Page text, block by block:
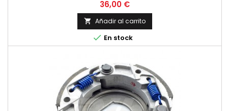
Precio
36,00 €
 Añadir al carrito
 En stock